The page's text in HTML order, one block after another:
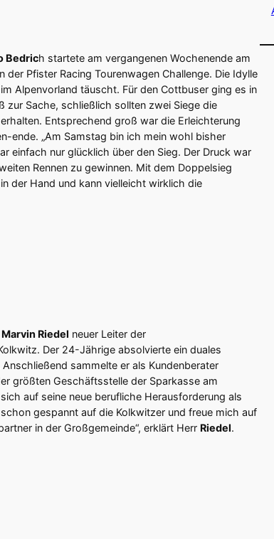
Bedrich startete am vergangenen Wochenende am
der Pfister Racing Tourenwagen Challenge. Die Idylle
Alpenvorland täuscht. Für den Cottbuser ging es in
zur Sache, schließlich sollten zwei Siege die
Entsprechend groß war die Erleichterung
ende. „Am Samstag bin ich mein wohl bisher
einfach nur glücklich über den Sieg. Der Druck war
Rennen zu gewinnen. Mit dem Doppelsieg
der Hand und kann vielleicht wirklich die
Marvin Riedel neuer Leiter der
Der 24-Jährige absolvierte ein duales
sammelte er als Kundenberater
größten Geschäftsstelle der Sparkasse am
auf seine neue berufliche Herausforderung als
gespannt auf die Kolkwitzer und freue mich auf
in der Großgemeinde“, erklärt Herr Riedel.